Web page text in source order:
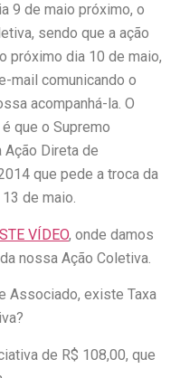
9 de maio próximo, o
sendo que a ação
próximo dia 10 de maio,
mail comunicando o
acompanhá-la. O
que o Supremo
Ação Direta de
que pede a troca da
de maio.
VÍDEO, onde damos
nossa Ação Coletiva.
Associado, existe Taxa
de R$ 108,00, que